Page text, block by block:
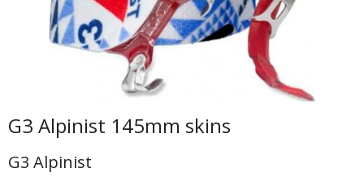
G3 Alpinist 145mm skins
G3 Alpinist